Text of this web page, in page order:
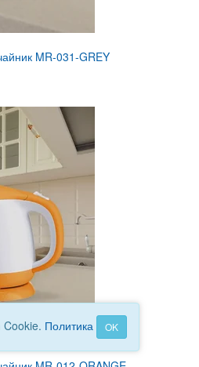
MR-031-GREY
Политика OK